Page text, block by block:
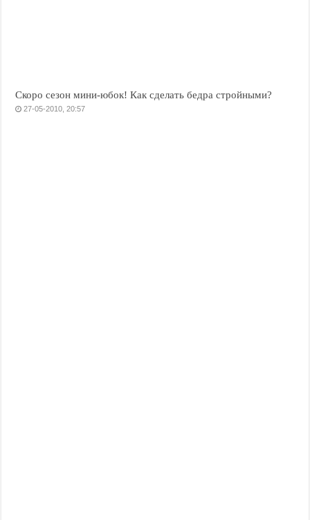
Скоро сезон мини-юбок! Как сделать бедра стройными?
27-05-2010, 20:57